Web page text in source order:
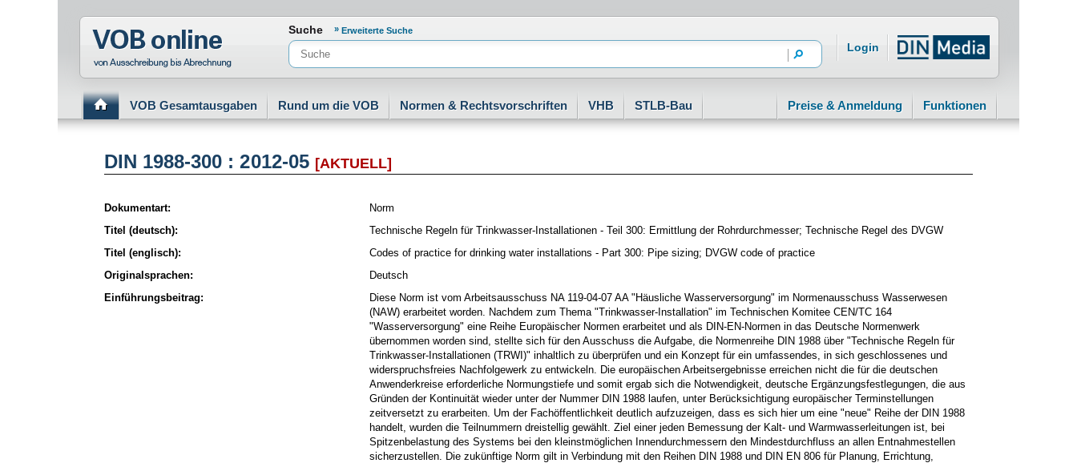
Normenportal Barrierefreiheit
Suche Erweiterte Suche
Login
VOB Gesamtausgaben Rund um die VOB Normen & Rechtsvorschriften VHB STLB-Bau Preise & Anmeldung Funktionen
DIN 1988-300 : 2012-05 [AKTUELL]
Dokumentart:
Norm
Titel (deutsch):
Technische Regeln für Trinkwasser-Installationen - Teil 300: Ermittlung der Rohrdurchmesser; Technische Regel des DVGW
Titel (englisch):
Codes of practice for drinking water installations - Part 300: Pipe sizing; DVGW code of practice
Originalsprachen:
Deutsch
Einführungsbeitrag:
Diese Norm ist vom Arbeitsausschuss NA 119-04-07 AA "Häusliche Wasserversorgung" im Normenausschuss Wasserwesen
(NAW) erarbeitet worden. Nachdem zum Thema "Trinkwasser-Installation" im Technischen Komitee CEN/TC 164
"Wasserversorgung" eine Reihe Europäischer Normen erarbeitet und als DIN-EN-Normen in das Deutsche Normenwerk
übernommen worden sind, stellte sich für den Ausschuss die Aufgabe, die Normenreihe DIN 1988 über "Technische Regeln für
Trinkwasser-Installationen (TRWI)" inhaltlich zu überprüfen und ein Konzept für ein umfassendes, in sich geschlossenes und
widerspruchsfreies Nachfolgewerk zu entwickeln. Die europäischen Arbeitsergebnisse erreichen nicht die für die deutschen
Anwenderkreise erforderliche Normungstiefe und somit ergab sich die Notwendigkeit, deutsche Ergänzungsfestlegungen, die aus
Gründen der Kontinuität wieder unter der Nummer DIN 1988 laufen, unter Berücksichtigung europäischer Terminstellungen
zeitversetzt zu erarbeiten. Um der Fachöffentlichkeit deutlich aufzuzeigen, dass es sich hier um eine "neue" Reihe der DIN 1988
handelt, wurden die Teilnummern dreistellig gewählt. Ziel einer jeden Bemessung der Kalt- und Warmwasserleitungen ist, bei
Spitzenbelastung des Systems bei den kleinstmöglichen Innendurchmessern den Mindestdurchfluss an allen Entnahmestellen
sicherzustellen. Die zukünftige Norm gilt in Verbindung mit den Reihen DIN 1988 und DIN EN 806 für Planung, Errichtung,